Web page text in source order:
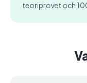
teoriprovet och